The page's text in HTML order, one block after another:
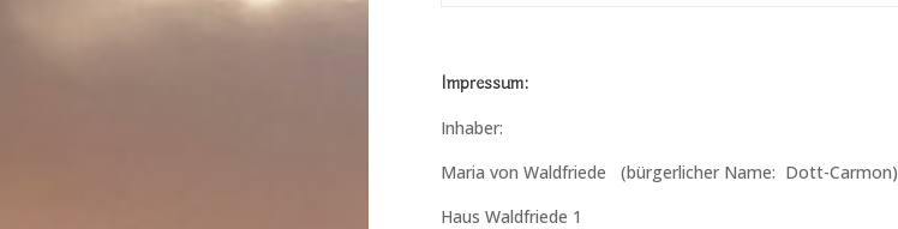
Impressum:
Inhaber:
Maria von Waldfriede (bürgerlicher Name: Dott-Carmon)
Haus Waldfriede 1